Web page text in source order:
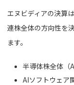
エヌビディアの決算
連株全体の方向性を
ます。
半導体株全体（
AIソフトウェア